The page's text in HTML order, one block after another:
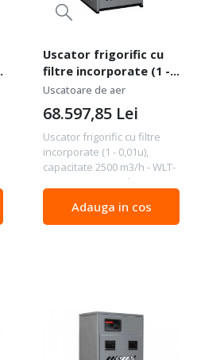
Uscator frigorific cu
filtre incorporate (1 -
0,01u), capacitate 2500
m3/h - WLT-WDF-2500
Uscatoare de aer
Uscator frigorific cu filtre
incorporate (1 - 0,01u),
capacitate 2500 m3/h - WLT-
WDF-2500 Date tehnice
Capacitate m3/min 41.66
Conexiune 3 " Tensiunea V
68.597,85 Lei
Adauga in cos